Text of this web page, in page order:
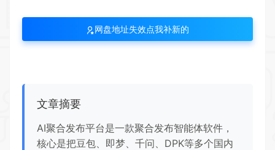
网盘地址失效点我补新的
文章摘要
AI聚合发布平台是一款聚合发布智能体软件，
核心是把豆包、即梦、千问、DPK等多个国内